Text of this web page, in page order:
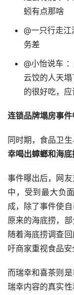
蚓有点那啥
@一只行走
务差
@小怡说车
云饺的人天
的很好吃，
连锁品牌塌房事
同时期，食品卫
幸喝出蟑螂和海
事件曝出后，网
中，受到最大负
成，除了事件使
原来的海底捞，
随着海底捞调查
吁商家重视食品安
而瑞幸和喜茶则
瑞幸内容的真实